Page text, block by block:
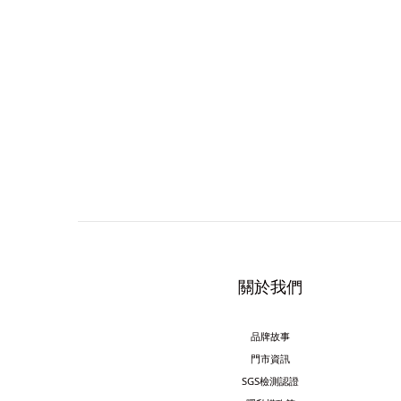
關於我們
品牌故事
門市資訊
SGS檢測認證